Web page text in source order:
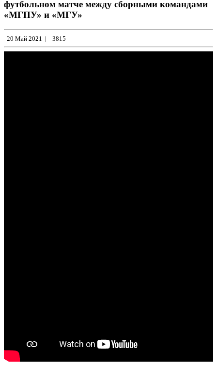
футбольном матче между сборными командами
«МГПУ» и «МГУ»
20 Май 2021 | 3815